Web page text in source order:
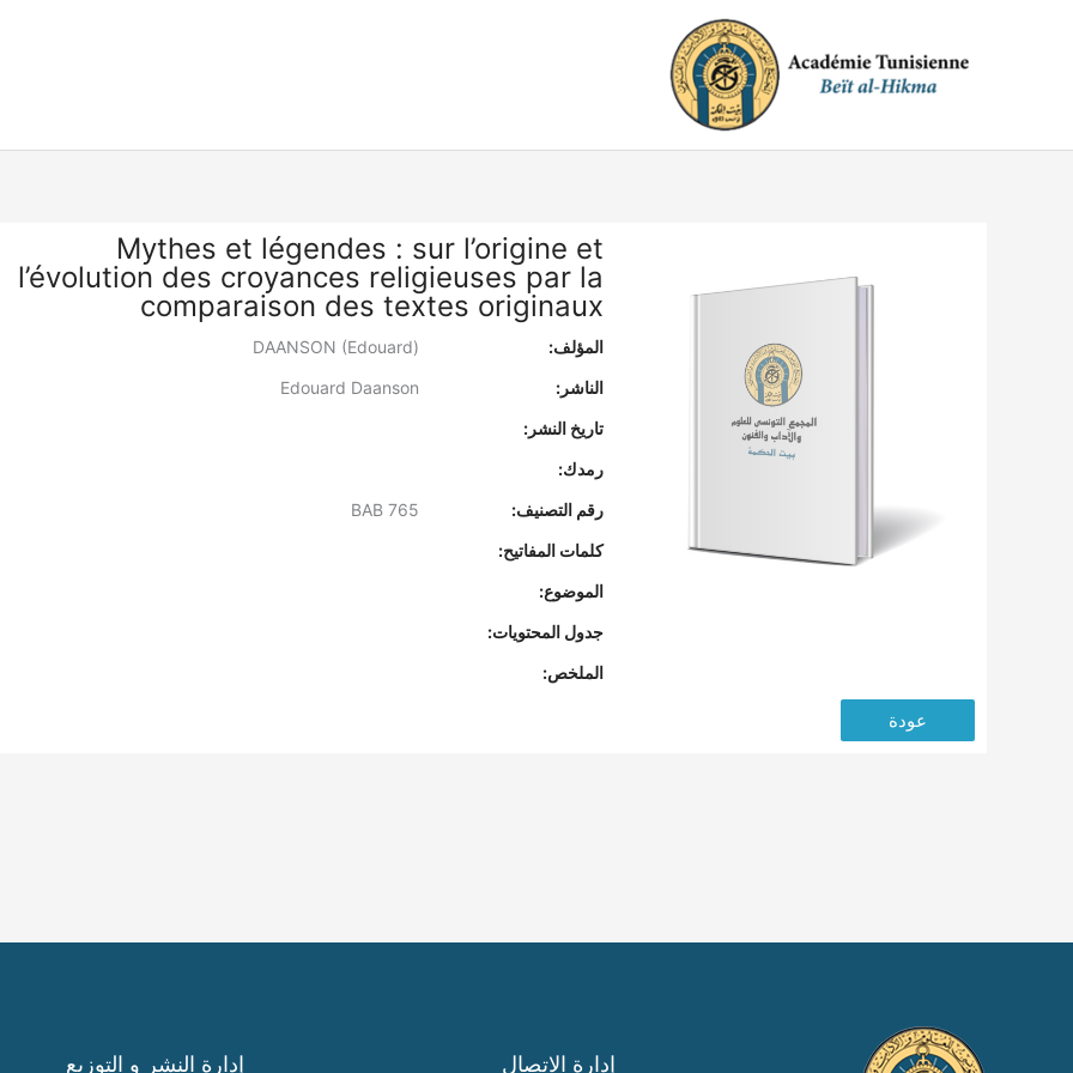
Mythes et légendes : sur l’origine et
l’évolution des croyances religieuses par la
comparaison des textes originaux
المؤلف:
الناشر:
تاريخ النشر:
رمدك:
رقم التصنيف:
كلمات المفاتيح:
الموضوع:
جدول المحتويات:
الملخص:
عودة
إدارة الاتصال إدارة النشر و التوزيع